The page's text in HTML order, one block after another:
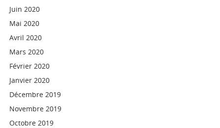
Juin 2020
Mai 2020
Avril 2020
Mars 2020
Février 2020
Janvier 2020
Décembre 2019
Novembre 2019
Octobre 2019